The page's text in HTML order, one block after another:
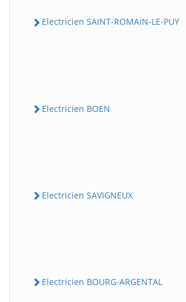
Electricien SAINT-ROMAIN-LE-PUY
Electricien BOEN
Electricien SAVIGNEUX
Electricien BOURG-ARGENTAL